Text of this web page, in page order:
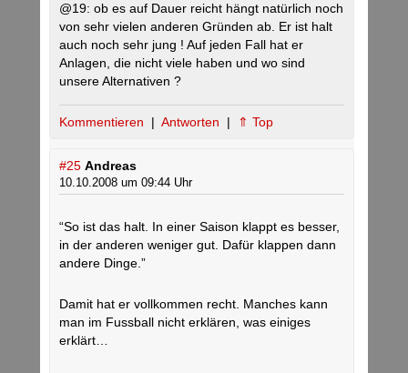
@19: ob es auf Dauer reicht hängt natürlich noch
von sehr vielen anderen Gründen ab. Er ist halt
auch noch sehr jung ! Auf jeden Fall hat er
Anlagen, die nicht viele haben und wo sind
unsere Alternativen ?
Kommentieren | Antworten | ⇑ Top
#25 Andreas
10.10.2008 um 09:44 Uhr
“So ist das halt. In einer Saison klappt es besser,
in der anderen weniger gut. Dafür klappen dann
andere Dinge.”
Damit hat er vollkommen recht. Manches kann
man im Fussball nicht erklären, was einiges
erklärt…